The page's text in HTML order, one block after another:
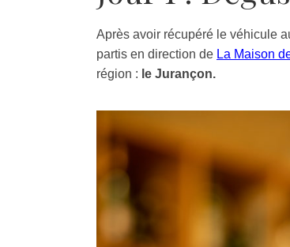
Après avoir récupéré le véhicule
partis en direction de La Maison
région : le Jurançon.